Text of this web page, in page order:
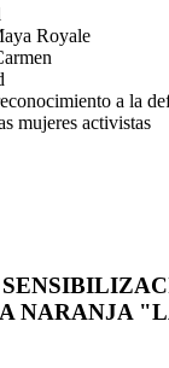
Royale
a la
mujeres activistas
NARANJA